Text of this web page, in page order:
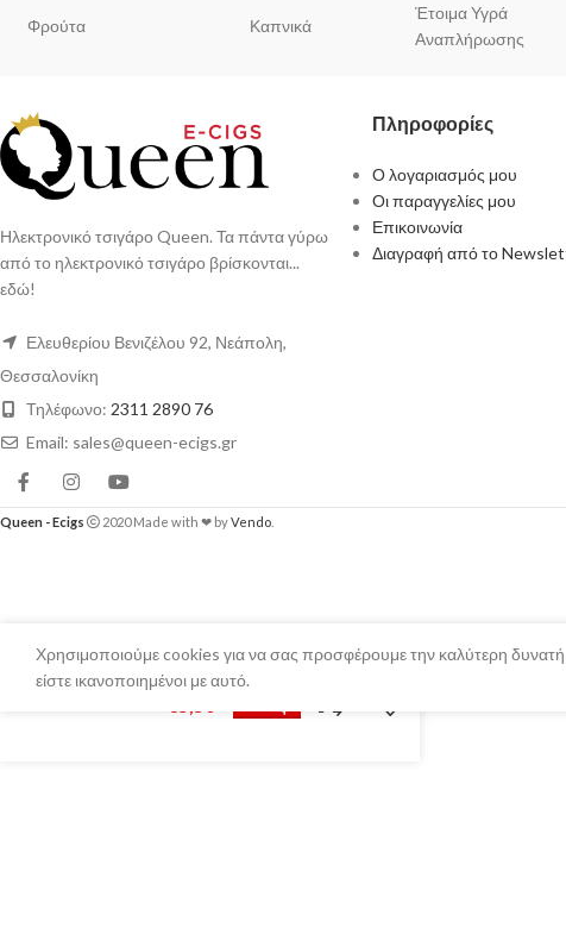
Φρούτα Καπνικά
Έτοιμα Υγρά
Αναπλήρωσης
Ηλεκτρονικό τσιγάρο Queen. Τα πάντα γύρω
από το ηλεκτρονικό τσιγάρο βρίσκονται...
εδώ!
Ελευθερίου Βενιζέλου 92, Νεάπολη,
Θεσσαλονίκη
Τηλέφωνο: 2311 2890 76
Email: sales@queen-ecigs.gr
Πληροφορίες
Ο λογαριασμός μου
Οι παραγγελίες μου
Επικοινωνία
Διαγραφή από το
Queen - Ecigs 2020 Made with ❤ byVendo
Χρησιμοποιούμε cookies για να σας προσφέρουμε την καλύτερη
είστε ικανοποιημένοι με αυτό.